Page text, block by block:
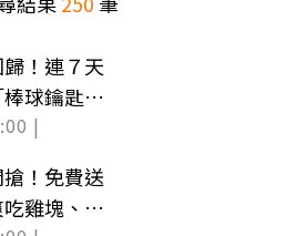
歸！連７天
球鑰匙
|
搶！免費送
雞塊、蛋